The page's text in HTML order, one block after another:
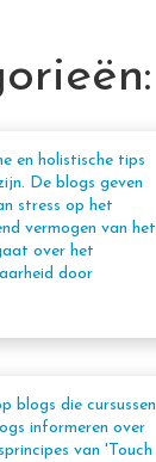
en holistische tips
De blogs geven
stress op het
vermogen van het
over het
door
blogs die cursussen
informeren over
van 'Touch